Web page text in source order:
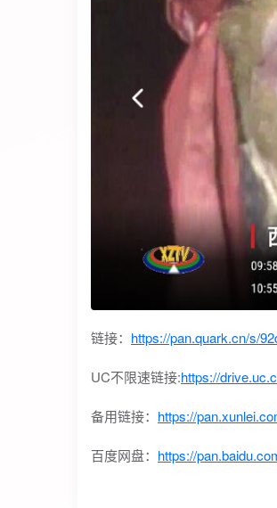
链接： https://pan.quark.cn/s/
UC不限速链接:https://
备用链接： https://
百度网盘： https://